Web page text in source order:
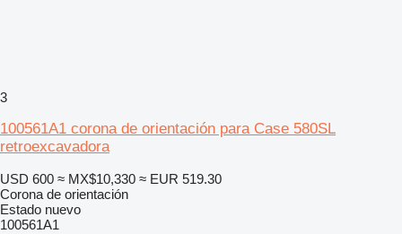
3
100561A1 corona de orientación para Case 580SL
retroexcavadora
USD 600 ≈ MX$10,330 ≈ EUR 519.30
Corona de orientación
Estado nuevo
100561A1